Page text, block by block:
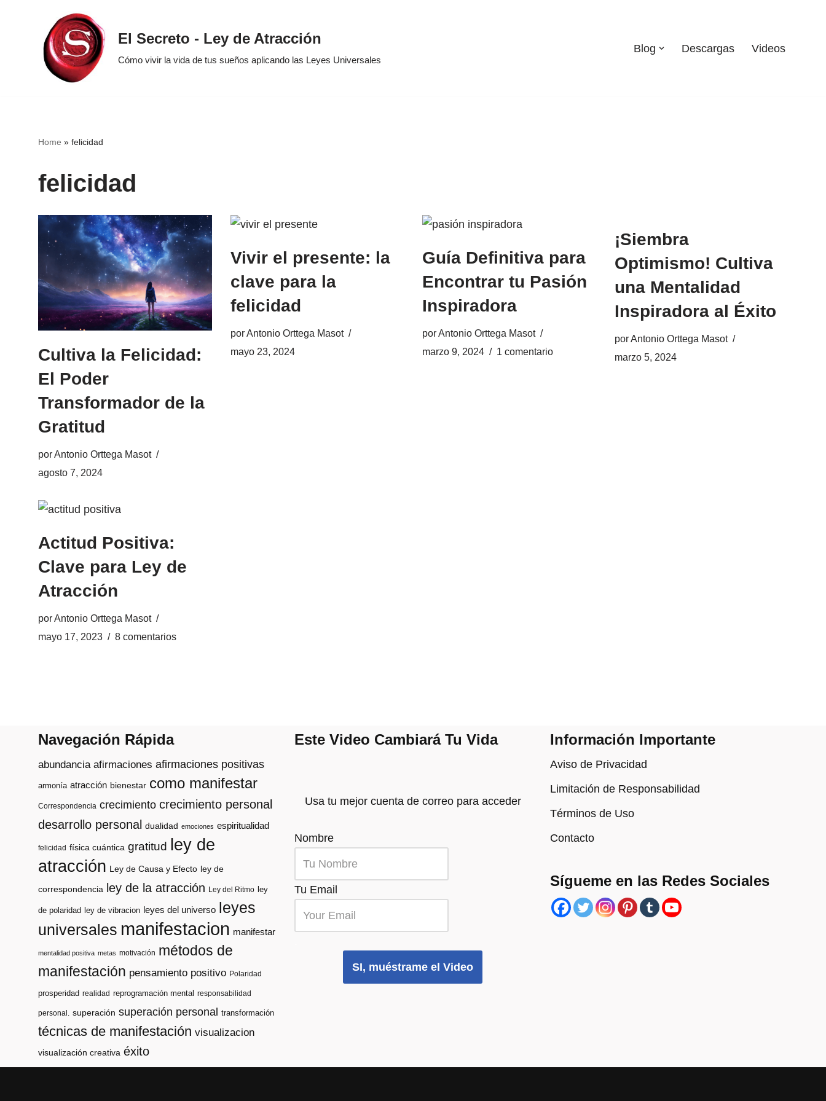
contenido
El Secreto - Ley de Atracción
Cómo vivir la vida de tus sueños aplicando las Leyes Universales
Blog Descargas Videos
Home » felicidad
felicidad
Cultiva la Felicidad:
El Poder
Transformador de la
Gratitud
porAntonio Orttega Masot
agosto 7, 2024
Vivir el presente: la
clave para la
felicidad
porAntonio Orttega Masot
mayo 23, 2024
Guía Definitiva para
Encontrar tu Pasión
Inspiradora
porAntonio Orttega Masot
marzo 9, 2024
1 comentario
¡Siembra
Optimismo! Cultiva
una Mentalidad
Inspiradora al Éxito
porAntonio Orttega Masot
marzo 5, 2024
Actitud Positiva:
Clave para Ley de
Atracción
porAntonio Orttega Masot
mayo 17, 2023
8 comentarios
Navegación Rápida
abundancia afirmaciones afirmaciones positivas
armonía atracción bienestar como manifestar
Correspondencia crecimiento crecimiento personal
desarrollo personal dualidad emociones espiritualidad
felicidad física cuántica gratitud
ley de
atracción Ley de Causa y Efecto ley de
correspondencia ley de la atracción Ley del Ritmo ley
de polaridad ley de vibracion leyes del universo
leyes
universales manifestacion manifestar
mentalidad positiva metas motivación métodos de
manifestación pensamiento positivo Polaridad
prosperidad realidad reprogramación mental responsabilidad
personal. superación superación personal transformación
técnicas de manifestación visualizacion
visualización creativa éxito
Este Video Cambiará Tu Vida
Usa tu mejor cuenta de correo para acceder
Nombre
Tu Email
SI, muéstrame el Video
Información Importante
Aviso de Privacidad
Limitación de Responsabilidad
Términos de Uso
Contacto
Sígueme en las Redes Sociales